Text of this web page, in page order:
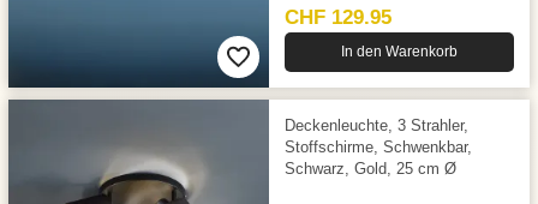
CHF 129.95
In den Warenkorb
Deckenleuchte, 3 Strahler,
Stoffschirme, Schwenkbar,
Schwarz, Gold, 25 cm Ø